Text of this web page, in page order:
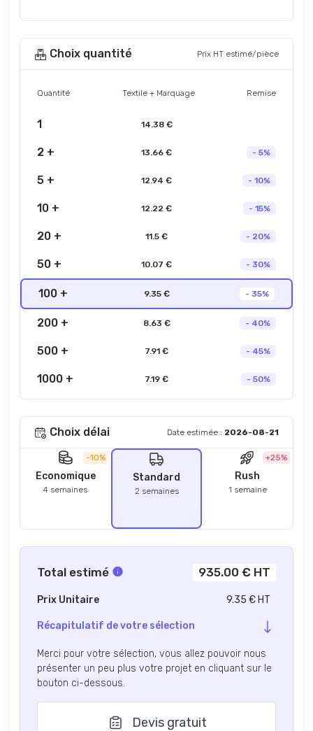
Choix quantité Prix HT estimé/pièce
Quantité Textile + Marquage Remise
1 14.38 €
2 + 13.66 € - 5%
5 + 12.94 € - 10%
10 + 12.22 € - 15%
20 + 11.5 € - 20%
50 + 10.07 € - 30%
100 + 9.35 € - 35%
200 + 8.63 € - 40%
500 + 7.91 € - 45%
1000 + 7.19 € - 50%
Choix délai Date estimée : 2026-08-21
-10%
Economique
4 semaines
Standard
2 semaines
+25%
Rush
1 semaine
Total estimé 935.00 € HT
Prix Unitaire 9.35 € HT
Récapitulatif de votre sélection
Merci pour votre sélection, vous allez pouvoir nous
présenter un peu plus votre projet en cliquant sur le
bouton ci-dessous.
Devis gratuit